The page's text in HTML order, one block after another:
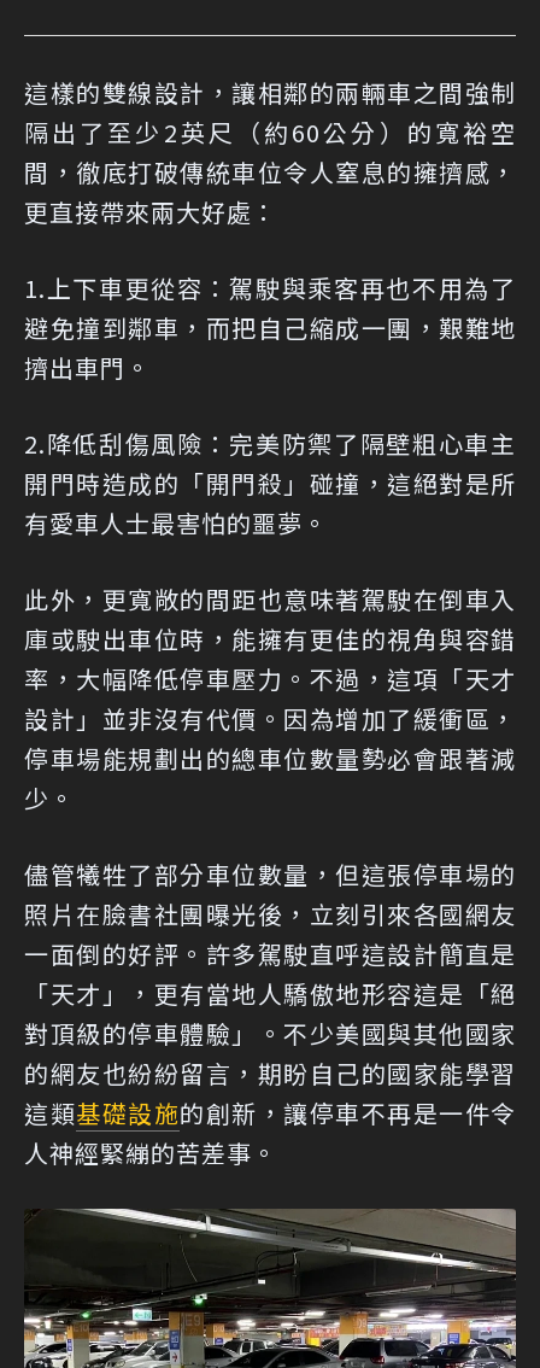
這樣的雙線設計，讓相鄰的兩輛車之間強制
隔出了至少2英尺（約60公分）的寬裕空
間，徹底打破傳統車位令人窒息的擁擠感，
更直接帶來兩大好處：
1.上下車更從容：駕駛與乘客再也不用為了
避免撞到鄰車，而把自己縮成一團，艱難地
擠出車門。
2.降低刮傷風險： 完美防禦了隔壁粗心車主
開門時造成的「開門殺」碰撞，這絕對是所
有愛車人士最害怕的噩夢。
此外，更寬敞的間距也意味著駕駛在倒車入
庫或駛出車位時，能擁有更佳的視角與容錯
率，大幅降低停車壓力。不過，這項「天才
設計」並非沒有代價。因為增加了緩衝區，
停車場能規劃出的總車位數量勢必會跟著減
少。
儘管犧牲了部分車位數量，但這張停車場的
照片在臉書社團曝光後，立刻引來各國網友
一面倒的好評。許多駕駛直呼這設計簡直是
「天才」，更有當地人驕傲地形容這是「絕
對頂級的停車體驗」。不少美國與其他國家
的網友也紛紛留言，期盼自己的國家能學習
這類基礎設施的創新，讓停車不再是一件令
人神經緊繃的苦差事。